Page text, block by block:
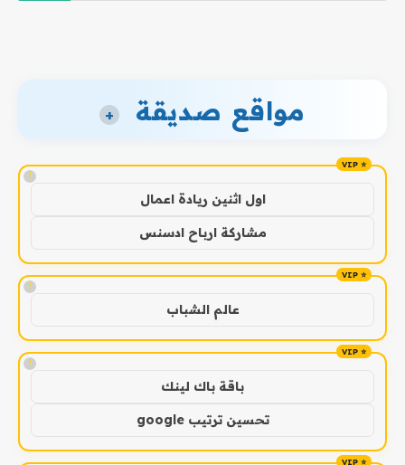
مواقع صديقة +
!
اول اثنين ريادة اعمال
مشاركة ارباح ادسنس
!
عالم الشباب
!
باقة باك لينك
تحسين ترتيب google